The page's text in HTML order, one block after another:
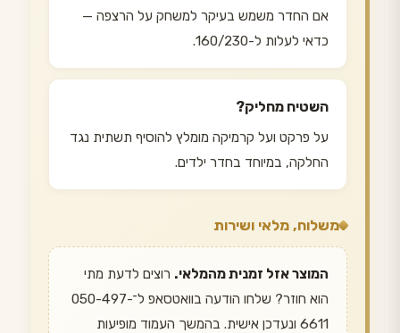
אם החדר משמש בעיקר למשחק על הרצפה —
כדאי לעלות ל-160/230.
השטיח מחליק?
על פרקט ועל קרמיקה מומלץ להוסיף תשתית נגד
החלקה, במיוחד בחדר ילדים.
משלוח, מלאי ושירות
המוצר אזל זמנית מהמלאי. רוצים לדעת מתי
הוא חוזר? שלחו הודעה בוואטסאפ ל־050-497-
6611 ונעדכן אישית. בהמשך העמוד מופיעות